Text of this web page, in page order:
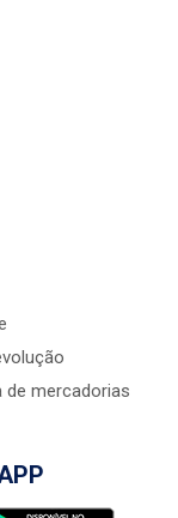
de mercadorias